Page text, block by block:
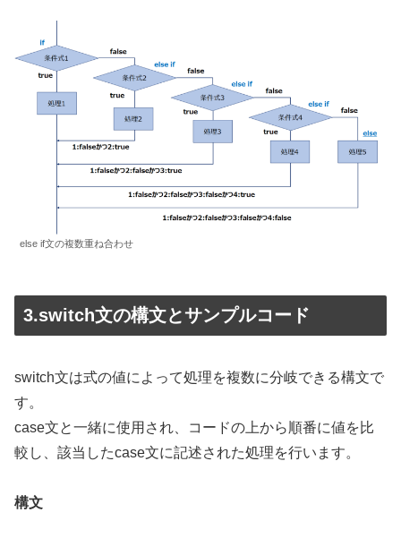
else if文の複数重ね合わせ
3.switch文の構文とサンプルコード
switch文は式の値によって処理を複数に分岐できる構文で
す。
case文と一緒に使用され、コードの上から順番に値を比
較し、該当したcase文に記述された処理を行います。
構文